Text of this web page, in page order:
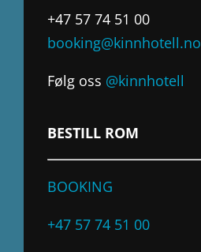
+47 57 74 51 00
booking@kinnhotell.no
Følg oss @kinnhotell
BESTILL ROM
BOOKING
+47 57 74 51 00